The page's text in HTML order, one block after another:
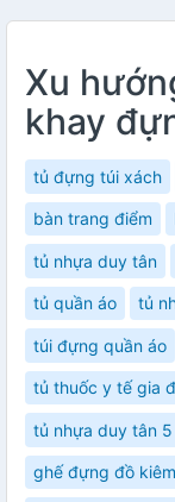
Xu
khay
tủ đựng túi xách
bàn trang điểm
tủ nhựa duy tân
tủ quần áo tủ
túi đựng quần áo
tủ thuốc y tế gia
tủ nhựa duy tân
ghế đựng đồ